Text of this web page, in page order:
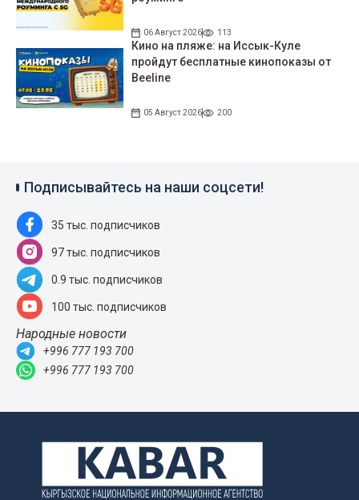
06 Август 2026 113
Кино на пляже: на Иссык-Куле
пройдут беcплатные кинопоказы от
Beeline
05 Август 2026 200
Подписывайтесь на наши соцсети!
35 тыс. подписчиков
97 тыс. подписчиков
0.9 тыс. подписчиков
100 тыс. подписчиков
Народные новости
+996 777 193 700
+996 777 193 700